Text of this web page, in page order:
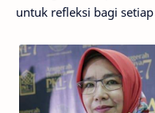
untuk refleksi bagi